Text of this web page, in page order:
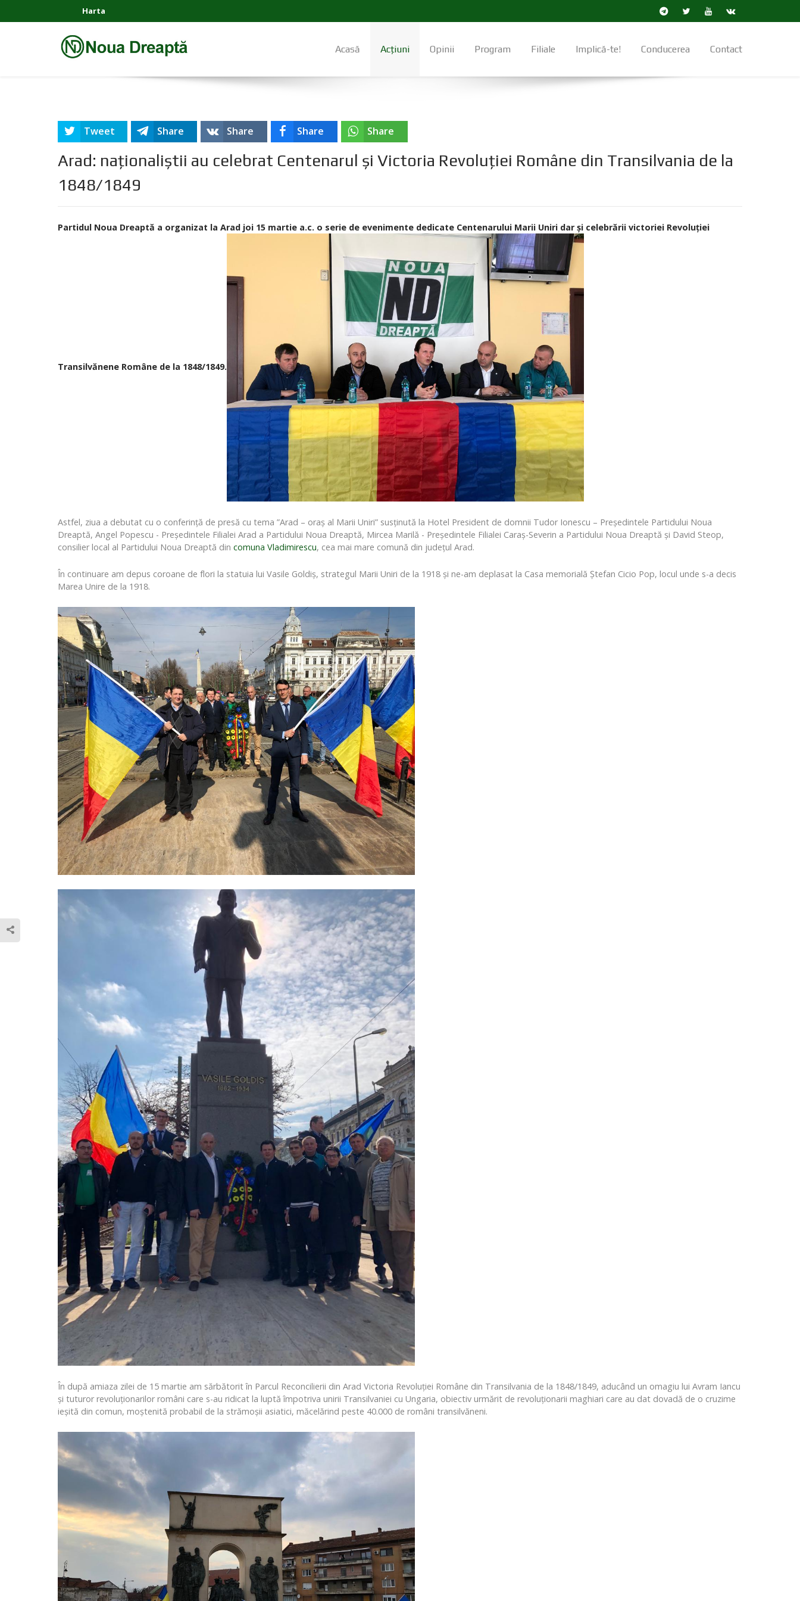
Harta
Acasă Acțiuni Opinii Program Filiale Implică-te! Conducerea Contact
Tweet Share Share Share Share
Arad: naționaliștii au celebrat Centenarul și Victoria Revoluției Române din Transilvania de la
1848/1849
Partidul Noua Dreaptă a organizat la Arad joi 15 martie a.c. o serie de evenimente dedicate Centenarului Marii Uniri dar și celebrării victoriei Revoluției
Transilvănene Române de la 1848/1849.
Astfel, ziua a debutat cu o conferință de presă cu tema ”Arad – oraș al Marii Uniri” susținută la Hotel President de domnii Tudor Ionescu – Președintele Partidului Noua
Dreaptă, Angel Popescu - Președintele Filialei Arad a Partidului Noua Dreaptă, Mircea Marilă - Președintele Filialei Caraș-Severin a Partidului Noua Dreaptă și David Steop,
consilier local al Partidului Noua Dreaptă din comuna Vladimirescu, cea mai mare comună din județul Arad.
În continuare am depus coroane de flori la statuia lui Vasile Goldiș, strategul Marii Uniri de la 1918 și ne-am deplasat la Casa memorială Ștefan Cicio Pop, locul unde s-a decis
Marea Unire de la 1918.
În după amiaza zilei de 15 martie am sărbătorit în Parcul Reconcilierii din Arad Victoria Revoluției Române din Transilvania de la 1848/1849, aducând un omagiu lui Avram Iancu
și tuturor revoluționarilor români care s-au ridicat la luptă împotriva unirii Transilvaniei cu Ungaria, obiectiv urmărit de revoluționarii maghiari care au dat dovadă de o cruzime
ieșită din comun, moștenită probabil de la strămoșii asiatici, măcelărind peste 40.000 de români transilvăneni.